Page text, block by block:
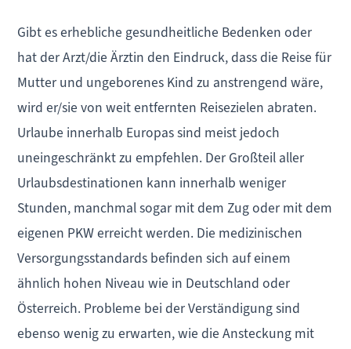
Gibt es erhebliche gesundheitliche Bedenken oder
hat der Arzt/die Ärztin den Eindruck, dass die Reise für
Mutter und ungeborenes Kind zu anstrengend wäre,
wird er/sie von weit entfernten Reisezielen abraten.
Urlaube innerhalb Europas sind meist jedoch
uneingeschränkt zu empfehlen. Der Großteil aller
Urlaubsdestinationen kann innerhalb weniger
Stunden, manchmal sogar mit dem Zug oder mit dem
eigenen PKW erreicht werden. Die medizinischen
Versorgungsstandards befinden sich auf einem
ähnlich hohen Niveau wie in Deutschland oder
Österreich. Probleme bei der Verständigung sind
ebenso wenig zu erwarten, wie die Ansteckung mit